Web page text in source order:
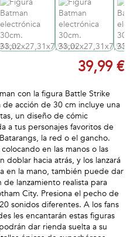
39,99 €
con la figura Battle Strike
acción de 30 cm incluye una
un diseño de cómic
a tus personajes favoritos de
la red o el gancho.
en las manos o las
hacia atrás, y los lanzará
en la mano, también puede dar
lanzamiento realista para
City. Presiona el pecho de
sonidos diferentes. A los fans
les encantarán estas figuras
dar rienda suelta a su